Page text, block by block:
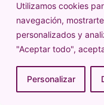
Utilizamos cookies
navegación,
personalizados y
"Aceptar todo",
Personalizar